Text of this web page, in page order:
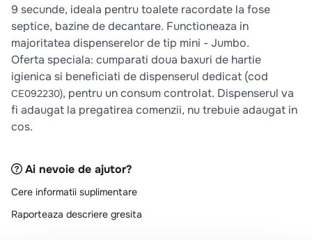
9 secunde, ideala pentru toalete racordate la fose
septice, bazine de decantare. Functioneaza in
majoritatea dispenserelor de tip mini - Jumbo.
Oferta speciala: cumparati doua baxuri de hartie
igienica si beneficiati de dispenserul dedicat (cod
CE092230), pentru un consum controlat. Dispenserul va
fi adaugat la pregatirea comenzii, nu trebuie adaugat in
cos.
Ai nevoie de ajutor?
Cere informatii suplimentare
Raporteaza descriere gresita